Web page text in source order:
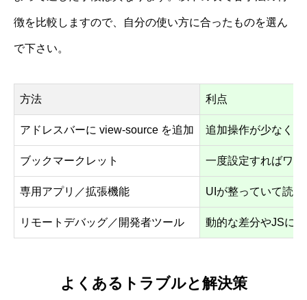
徴を比較しますので、自分の使い方に合ったものを選ん
で下さい。
方法 利点
アドレスバーに view-source を追加 追加操作が少なく
ブックマークレット 一度設定すればワ
専用アプリ／拡張機能 UIが整っていて読
リモートデバッグ／開発者ツール 動的な差分やJSに
よくあるトラブルと解決策